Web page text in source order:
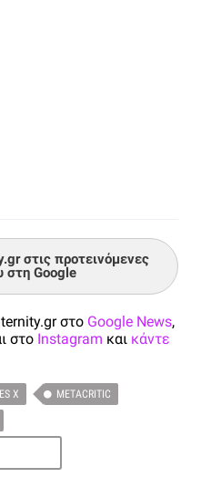
στις προτεινόμενες
στη Google
στο Google News,
στο Instagram και κάντε
X METACRITIC